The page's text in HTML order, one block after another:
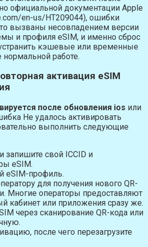
официальной документации Apple
en-us/HT209044), ошибки
вызваны несовпадением версии
и профиля eSIM, и именно сброс
кэшевые или временные
работе.
активация eSIM
после обновления ios или
Не удалось активировать
выполнить следующие
запишите свой ICCID и
eSIM.
eSIM-профиль.
для получения нового QR-
Многие операторы предоставляют
кабинет или приложения сразу же.
через сканирование QR-кода или
после чего перезагрузите